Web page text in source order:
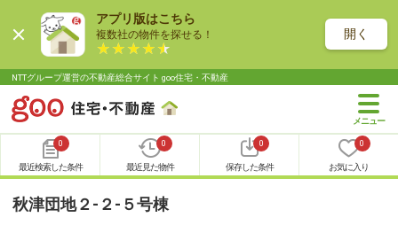
アプリ版はこちら
複数社の物件を探せる！ 開く
NTTグループ運営の不動産総合サイト goo住宅・不動産
0
最近検索した条件
0
最近見た物件
0
保存した条件
0
お気に入り
秋津団地２-２-５号棟